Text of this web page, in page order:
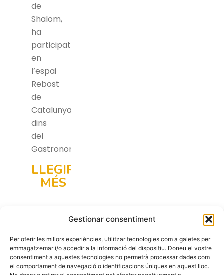
Gestionar consentiment
Per oferir les millors experiències, utilitzar tecnologies com a galetes per
emmagatzemar i/o accedir a la informació del dispositiu. Doneu el vostre
consentiment a aquestes tecnologies no permetrà processar dades com
el comportament de navegació o identificacions úniques en aquest lloc.
de
Shalom,
ha
participat
en
l’espai
Rebost
de
Catalunya
dins
del
Gastronomic…
LLEGIR
MÉS